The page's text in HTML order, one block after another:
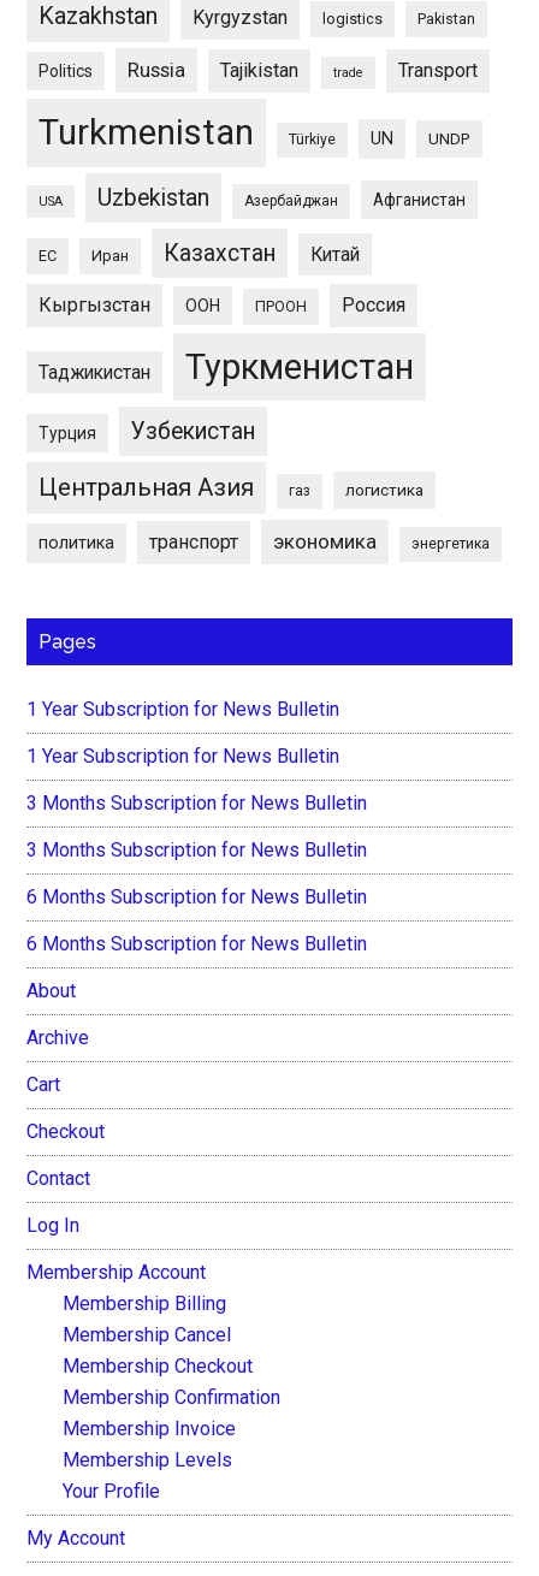
Kazakhstan Kyrgyzstan logistics Pakistan
Politics Russia Tajikistan trade Transport
Turkmenistan Türkiye UN UNDP
USA Uzbekistan Азербайджан Афганистан
ЕС Иран Казахстан Китай
Кыргызстан ООН ПРООН Россия
Таджикистан Туркменистан
Турция Узбекистан
Центральная Азия газ логистика
политика транспорт экономика энергетика
Pages
1 Year Subscription for News Bulletin
1 Year Subscription for News Bulletin
3 Months Subscription for News Bulletin
3 Months Subscription for News Bulletin
6 Months Subscription for News Bulletin
6 Months Subscription for News Bulletin
About
Archive
Cart
Checkout
Contact
Log In
Membership Account
Membership Billing
Membership Cancel
Membership Checkout
Membership Confirmation
Membership Invoice
Membership Levels
Your Profile
My Account